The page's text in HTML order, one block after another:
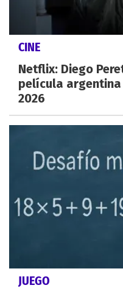
CINE
Netflix: Diego
película
2026
JUEGO